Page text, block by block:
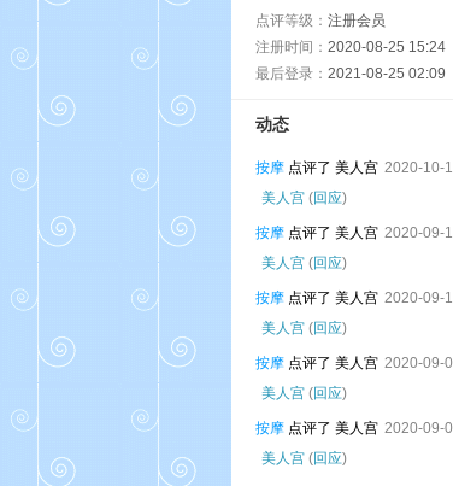
点评等级： 注册会员
注册时间： 2020-08-25 15:24
最后登录： 2021-08-25 02:09
动态
按摩 点评了 美人宫 2020-10-
美人宫 (回应)
按摩 点评了 美人宫 2020-09-
美人宫 (回应)
按摩 点评了 美人宫 2020-09-
美人宫 (回应)
按摩 点评了 美人宫 2020-09-
美人宫 (回应)
按摩 点评了 美人宫 2020-09-
美人宫 (回应)